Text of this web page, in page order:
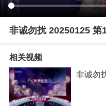
非诚勿扰 20250125 第
相关视频
非诚勿